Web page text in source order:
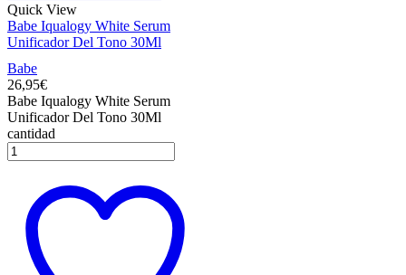
Quick View
Babe Iqualogy White Serum
Unificador Del Tono 30Ml
Babe
26,95€
Babe Iqualogy White Serum
Unificador Del Tono 30Ml
cantidad